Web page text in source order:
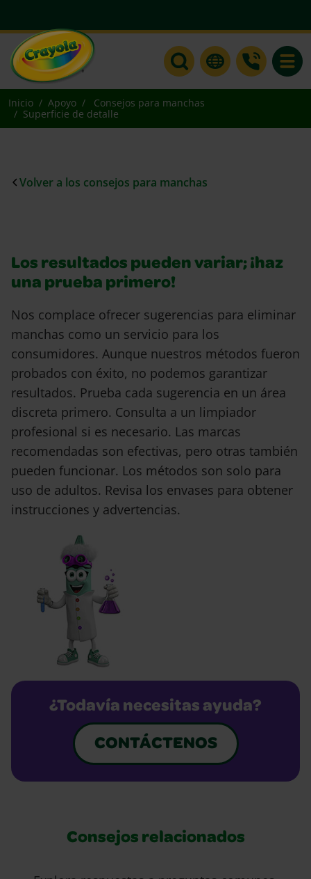
Inicio Apoyo
Consejos para manchas
Superficie de detalle
Volver a los consejos para manchas
Los resultados pueden variar; ¡haz
una prueba primero!
Nos complace ofrecer sugerencias para eliminar
manchas como un servicio para los
consumidores. Aunque nuestros métodos fueron
probados con éxito, no podemos garantizar
resultados. Prueba cada sugerencia en un área
discreta primero. Consulta a un limpiador
profesional si es necesario. Las marcas
recomendadas son efectivas, pero otras también
pueden funcionar. Los métodos son solo para
uso de adultos. Revisa los envases para obtener
instrucciones y advertencias.
¿Todavía necesitas ayuda?
CONTÁCTENOS
Consejos relacionados